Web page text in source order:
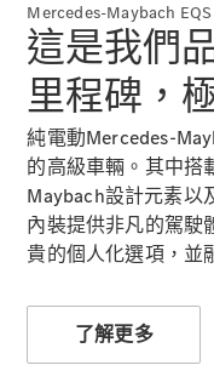
All
Cabriolets /
Roadsters
CLE
Cabriolet
Mercedes-
Maybach SL
Monogram
Mercedes-
AMG SL
Mercedes-Maybach EQS
這是我們
里程碑，
純電動Mercedes-
的高級車輛。其中搭
Maybach設計元素以
內裝提供非凡的駕駛
貴的個人化選項，並
了解更多